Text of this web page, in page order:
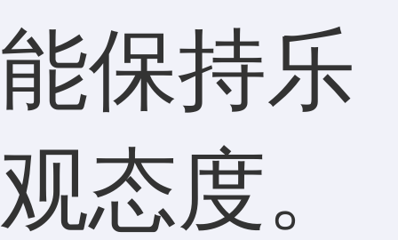
能保持乐
观态度。